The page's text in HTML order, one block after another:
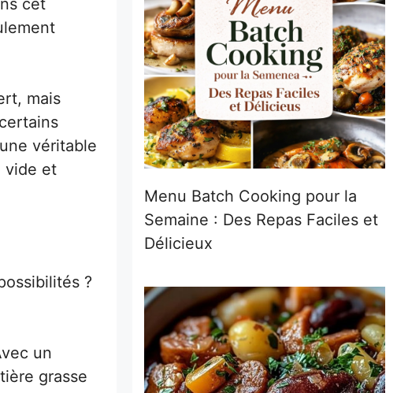
cet
mais
véritable
vide et
?
un
grasse
Menu Batch Cooking pour la
Semaine : Des Repas Faciles et
Délicieux